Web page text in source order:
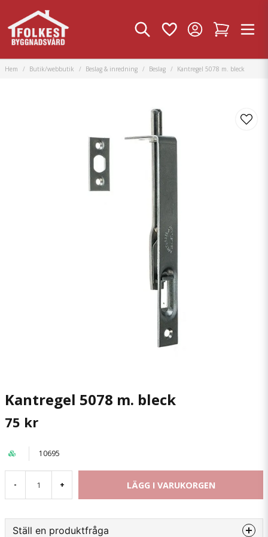
Hem Butik/webbutik Beslag & inredning Beslag Kantregel 5078 m. bleck
Kantregel 5078 m. bleck
75 kr
10695
- + LÄGG I VARUKORGEN
Ställ en produktfråga